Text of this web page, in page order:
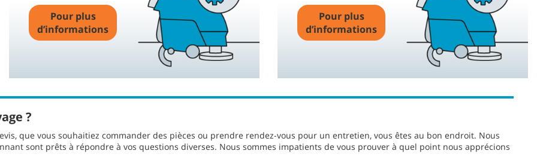
Pour plus
d’informations
Pour plus
d’informations
?
que vous souhaitiez commander des pièces ou prendre rendez-vous pour un entretien, vous êtes au bon endroit. Nous
sont prêts à répondre à vos questions diverses. Nous sommes impatients de vous prouver à quel point nous apprécions